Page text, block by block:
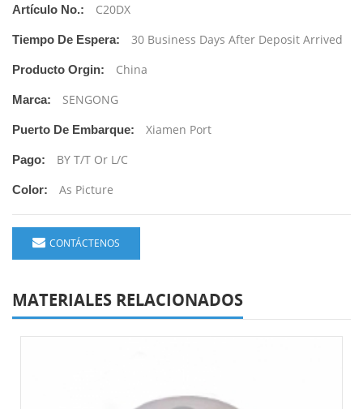
Artículo No.: C20DX
Tiempo De Espera: 30 Business Days After Deposit Arrived
Producto Orgin: China
Marca: SENGONG
Puerto De Embarque: Xiamen Port
Pago: BY T/T Or L/C
Color: As Picture
CONTÁCTENOS
MATERIALES RELACIONADOS